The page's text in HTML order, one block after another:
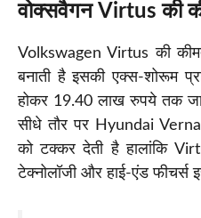
वोक्सवैगन Virtus की
Volkswagen Virtus की
बनाती है इसकी एक्स-शोरूम
होकर 19.40 लाख रुपये तक
सीधे तौर पर Hyundai
को टक्कर देती है हालांकि
टेक्नोलॉजी और हाई-एंड